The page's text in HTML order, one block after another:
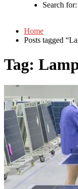
Search for:
Home
Posts tagged
Tag: